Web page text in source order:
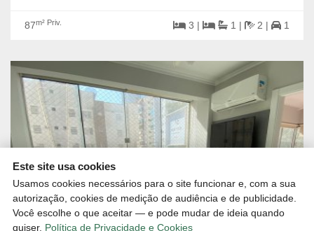
87m² Priv. 3 | 1 | 2 | 1
Este site usa cookies
Usamos cookies necessários para o site funcionar e, com a sua
autorização, cookies de medição de audiência e de publicidade.
Você escolhe o que aceitar — e pode mudar de ideia quando
quiser. Política de Privacidade e Cookies